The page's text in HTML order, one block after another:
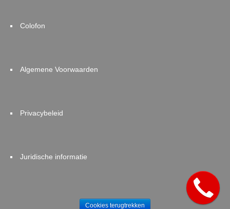
Colofon
Algemene Voorwaarden
Privacybeleid
Juridische informatie